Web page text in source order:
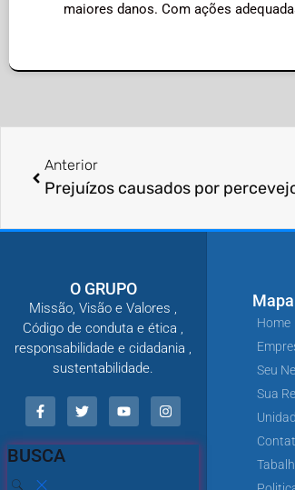
maiores danos. Com ações
Anterior
Prejuí­zos causados por
O GRUPO
Missão, Visão e Valores ,
Código de conduta e ética ,
responsabilidade e cidadania ,
sustentabilidade.
BUSCA
Home
Seu
Sua